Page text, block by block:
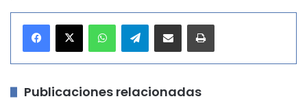
Telegram
Publicaciones relacionadas